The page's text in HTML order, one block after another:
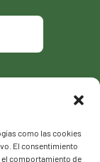
como las cookies
El consentimiento
comportamiento de